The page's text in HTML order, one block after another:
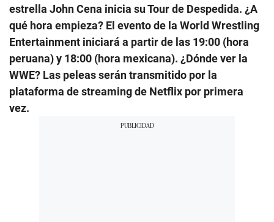
estrella John Cena inicia su Tour de Despedida. ¿A
qué hora empieza? El evento de la World Wrestling
Entertainment iniciará a partir de las 19:00 (hora
peruana) y 18:00 (hora mexicana). ¿Dónde ver la
WWE? Las peleas serán transmitido por la
plataforma de streaming de Netflix por primera
vez.